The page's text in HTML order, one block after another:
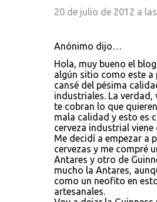
20 de julio de 2012 a las
Anónimo dijo…
Hola, muy bueno el
algún sitio como este a
cansé del pésima
industriales. La verdad,
te cobran lo que
mala calidad y esto es
cerveza industrial viene
Me decidí a empezar a
cervezas y me compré
Antares y otro de
mucho la Antares,
como un neofito en
artesanales.